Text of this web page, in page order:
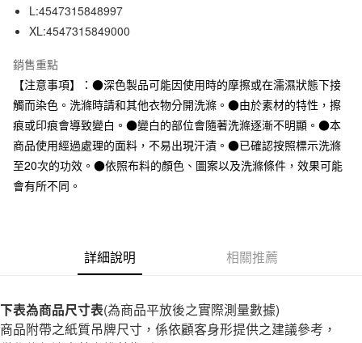
元大商業銀行
玉山商業銀行
台灣樂天信用卡公司
悠遊付
全家取貨付款
每筆NT$65，滿NT$1,000(含以上)免運費
付款後全家取貨
每筆NT$65，滿NT$1,000(含以上)免運費
7-11取貨付款
每筆NT$65，滿NT$1,000(含以上)免運費
每筆NT$150，滿NT$2,000(含以上)免運費
無印良品門市自取
L:4547315848997
XL:4547315849000
銷售重點
【注意事項】：●深色製品可能因使用時的摩擦或在濡濕狀態下接
觸而染色。洗滌時請和其他衣物分開洗滌。●由於素材的特性，擦
痕或印痕會導致變白。●變白的部位會隨著洗滌逐漸不明顯。●本
商品使用經過處理的面料，不易出現汗漬。●已確認按照標示洗滌
至20次的功效。●依照布料的顏色、圖案以及洗滌條件，效果可能
會有所不同。
詳細說明 相關推薦
下表為商品尺寸表(為商品平放後之實際測量數據)
商品附帶之紙質吊牌尺寸，係依顧客身形提供之建議參考，